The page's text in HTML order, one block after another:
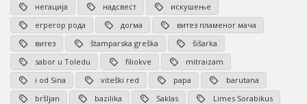
негација
надсвест
искушење
егрегор рода
догма
витез пламеног мача
витез
štamparska greška
šišarka
sabor u Toledu
filiokve
mitraizam
i od Sina
viteški red papa
barutana
bršljan
bazilika Saklas
Limes Sorabikus